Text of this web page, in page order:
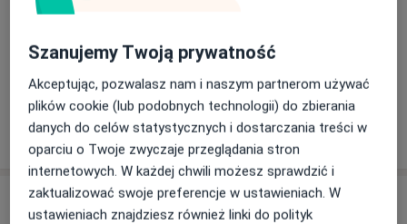
Badania drożności jajowodów
+ 41 usług
W jaki sposób ustalane są ceny?
Specjaliści
Szanujemy Twoją prywatność
Akceptując, pozwalasz nam i naszym partnerom używać
plików cookie (lub podobnych technologii) do zbierania
danych do celów statystycznych i dostarczania treści w
oparciu o Twoje zwyczaje przeglądania stron
internetowych. W każdej chwili możesz sprawdzić i
zaktualizować swoje preferencje w ustawieniach. W
ustawieniach znajdziesz również linki do polityk